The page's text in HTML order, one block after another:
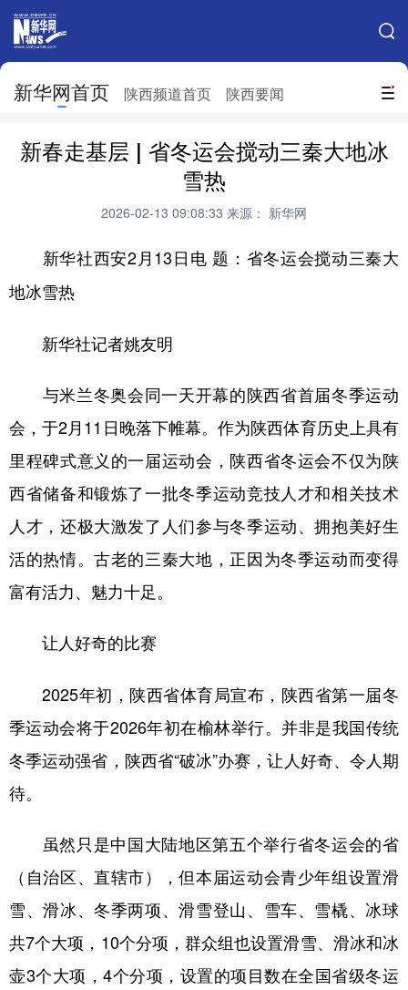
搜索
新华网首页 陕西频道首页 陕西要闻
网站地图
北京 天津 河北 山西
吉林 上海
山东
四川
陕西 甘肃 青海 宁夏
新疆 内蒙古 黑龙江
新春走基层 | 省冬运会搅动三秦大地冰
雪热
2026-02-13 09:08:33 来源： 新华网
新华社西安2月13日电 题：省冬运会搅动三秦大
地冰雪热
新华社记者姚友明
与米兰冬奥会同一天开幕的陕西省首届冬季运动
会，于2月11日晚落下帷幕。作为陕西体育历史上具有
里程碑式意义的一届运动会，陕西省冬运会不仅为陕
西省储备和锻炼了一批冬季运动竞技人才和相关技术
人才，还极大激发了人们参与冬季运动、拥抱美好生
活的热情。古老的三秦大地，正因为冬季运动而变得
富有活力、魅力十足。
让人好奇的比赛
2025年初，陕西省体育局宣布，陕西省第一届冬
季运动会将于2026年初在榆林举行。并非是我国传统
冬季运动强省，陕西省“破冰”办赛，让人好奇、令人期
待。
虽然只是中国大陆地区第五个举行省冬运会的省
（自治区、直辖市），但本届运动会青少年组设置滑
雪、滑冰、冬季两项、滑雪登山、雪车、雪橇、冰球
共7个大项，10个分项，群众组也设置滑雪、滑冰和冰
壶3个大项，4个分项，设置的项目数在全国省级冬运